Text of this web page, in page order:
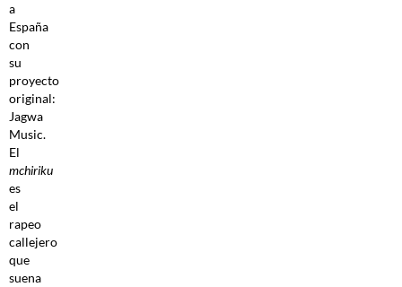
a
España
con
su
proyecto
original:
Jagwa
Music.
El
mchiriku
es
el
rapeo
callejero
que
suena